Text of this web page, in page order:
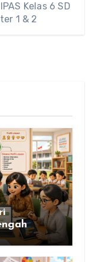
Kelas 6 SD
1 & 2
Tahun